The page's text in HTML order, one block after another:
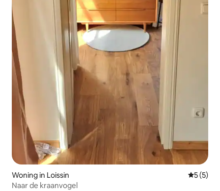
Woning in Loissin
5 (5)
Naar de kraanvogel